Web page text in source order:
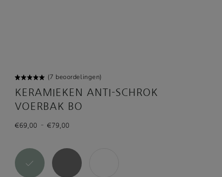
Gewaard
eerd
5.00 op
5
op
5
klant
waarderi
(7 beoordelingen)
KERAMIEKEN ANTI-SCHROK
VOERBAK BO
€69,00 - €79,00
tot
€79,00